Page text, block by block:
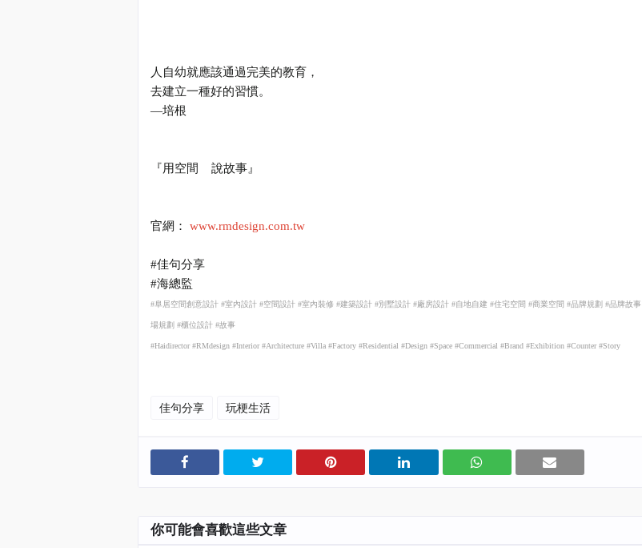
人自幼就應該通過完美的教育，
去建立一種好的習慣。
—培根
『用空間 說故事』
官網： www.rmdesign.com.tw
#佳句分享
#海總監
#阜居空間創意設計 #室內設計 #空間設計 #室內裝修 #建築設計 #別墅設計 #廠房設計 #自地自建 #住宅空間 #商業空間 #品牌規劃 #品牌故事
場規劃 #櫃位設計 #故事
#Haidirector #RMdesign #Interior #Architecture #Villa #Factory #Residential #Design #Space #Commercial #Brand #Exhibition #Counter #Story
佳句分享 玩梗生活
你可能會喜歡這些文章